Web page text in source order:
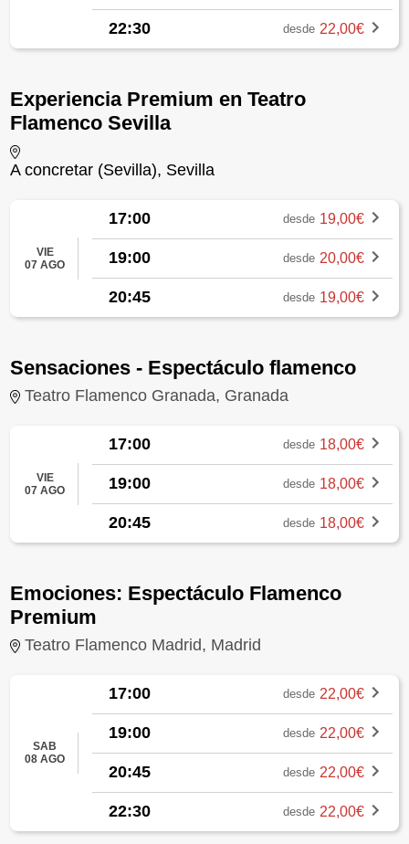
22:30 desde 22,00€
Experiencia Premium en Teatro
Flamenco Sevilla
A concretar (Sevilla), Sevilla
VIE
07 AGO
17:00 desde 19,00€
19:00 desde 20,00€
20:45 desde 19,00€
Sensaciones - Espectáculo flamenco
Teatro Flamenco Granada, Granada
VIE
07 AGO
17:00 desde 18,00€
19:00 desde 18,00€
20:45 desde 18,00€
Emociones: Espectáculo Flamenco
Premium
Teatro Flamenco Madrid, Madrid
SAB
08 AGO
17:00 desde 22,00€
19:00 desde 22,00€
20:45 desde 22,00€
22:30 desde 22,00€